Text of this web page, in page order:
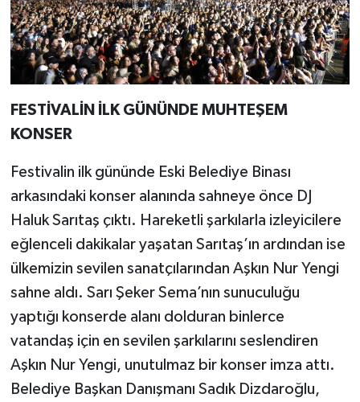
FESTİVALİN İLK GÜNÜNDE MUHTEŞEM
KONSER
Festivalin ilk gününde Eski Belediye Binası
arkasındaki konser alanında sahneye önce DJ
Haluk Sarıtaş çıktı. Hareketli şarkılarla izleyicilere
eğlenceli dakikalar yaşatan Sarıtaş’ın ardından ise
ülkemizin sevilen sanatçılarından Aşkın Nur Yengi
sahne aldı. Sarı Şeker Sema’nın sunuculuğu
yaptığı konserde alanı dolduran binlerce
vatandaş için en sevilen şarkılarını seslendiren
Aşkın Nur Yengi, unutulmaz bir konser imza attı.
Belediye Başkan Danışmanı Sadık Dizdaroğlu,